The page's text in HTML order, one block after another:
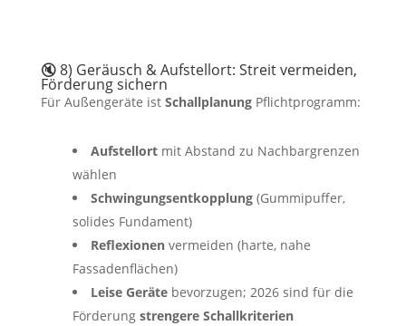
🔇 8) Geräusch & Aufstellort: Streit vermeiden,
Förderung sichern
Für Außengeräte ist SchallplanungPflichtprogramm:
Aufstellortmit Abstand zu Nachbargrenzen
wählen
Schwingungsentkopplung(Gummipuffer,
solides Fundament)
Reflexionenvermeiden (harte, nahe
Fassadenflächen)
Leise Gerätebevorzugen; 2026 sind für die
Förderung strengere Schallkriterien